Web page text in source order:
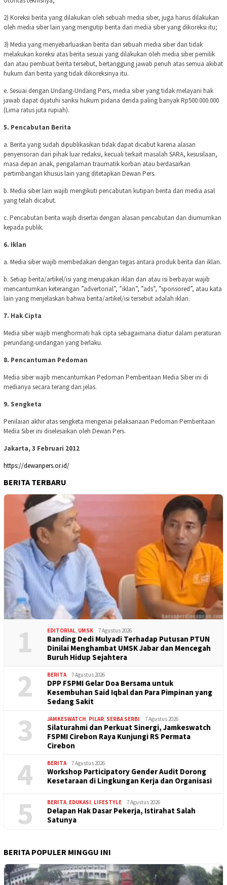
2) Koreksi berita yang dilakukan oleh sebuah media siber, juga harus dilakukan
oleh media siber lain yang mengutip berita dari media siber yang dikoreksi itu;
3) Media yang menyebarluaskan berita dari sebuah media siber dan tidak
melakukan koreksi atas berita sesuai yang dilakukan oleh media siber pemilik
dan atau pembuat berita tersebut, bertanggung jawab penuh atas semua akibat
hukum dari berita yang tidak dikoreksinya itu.
e. Sesuai dengan Undang-Undang Pers, media siber yang tidak melayani hak
jawab dapat dijatuhi sanksi hukum pidana denda paling banyak Rp500.000.000
(Lima ratus juta rupiah).
5. Pencabutan Berita
a. Berita yang sudah dipublikasikan tidak dapat dicabut karena alasan
penyensoran dari pihak luar redaksi, kecuali terkait masalah SARA, kesusilaan,
masa depan anak, pengalaman traumatik korban atau berdasarkan
pertimbangan khusus lain yang ditetapkan Dewan Pers.
b. Media siber lain wajib mengikuti pencabutan kutipan berita dari media asal
yang telah dicabut.
c. Pencabutan berita wajib disertai dengan alasan pencabutan dan diumumkan
kepada publik.
6. Iklan
a. Media siber wajib membedakan dengan tegas antara produk berita dan iklan.
b. Setiap berita/artikel/isi yang merupakan iklan dan atau isi berbayar wajib
mencantumkan keterangan ”advertorial”, ”iklan”, ”ads”, ”sponsored”, atau kata
lain yang menjelaskan bahwa berita/artikel/isi tersebut adalah iklan.
7. Hak Cipta
Media siber wajib menghormati hak cipta sebagaimana diatur dalam peraturan
perundang-undangan yang berlaku.
8. Pencantuman Pedoman
Media siber wajib mencantumkan Pedoman Pemberitaan Media Siber ini di
medianya secara terang dan jelas.
9. Sengketa
Penilaian akhir atas sengketa mengenai pelaksanaan Pedoman Pemberitaan
Media Siber ini diselesaikan oleh Dewan Pers.
Jakarta, 3 Februari 2012
https://dewanpers.or.id/
BERITA TERBARU
1 EDITORIAL, UMSK 7 Agustus 2026
Banding Dedi Mulyadi Terhadap Putusan PTUN
Dinilai Menghambat UMSK Jabar dan Mencegah
Buruh Hidup Sejahtera
2 BERITA 7 Agustus 2026
DPP FSPMI Gelar Doa Bersama untuk
Kesembuhan Said Iqbal dan Para Pimpinan yang
Sedang Sakit
3 JAMKESWATCH, PILAR, SERBA SERBI 7 Agustus 2026
Silaturahmi dan Perkuat Sinergi, Jamkeswatch
FSPMI Cirebon Raya Kunjungi RS Permata
Cirebon
4 BERITA 7 Agustus 2026
Workshop Participatory Gender Audit Dorong
Kesetaraan di Lingkungan Kerja dan Organisasi
5 BERITA, EDUKASI, LIFESTYLE 7 Agustus 2026
Delapan Hak Dasar Pekerja, Istirahat Salah
Satunya
BERITA POPULER MINGGU INI